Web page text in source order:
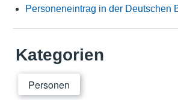
Personeneintrag in der Deutschen
Kategorien
Personen